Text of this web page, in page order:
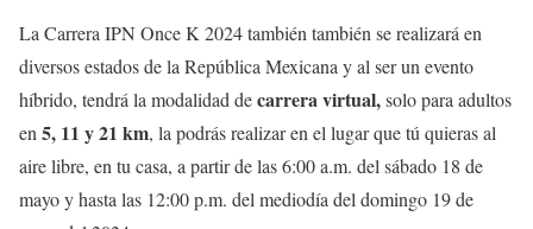
— El Once (@CanalOnceTV)May 15, 2024
La Carrera IPN Once K 2024 también también se realizará en
diversos estados de la República Mexicana y al ser un evento
híbrido, tendrá la modalidad decarrera virtual,solo para adultos
en 5, 11 y 21 km, la podrás realizar en el lugar que tú quieras al
aire libre, en tu casa, a partir de las 6:00 a.m. del sábado 18 de
mayo y hasta las 12:00 p.m. del mediodía del domingo 19 de